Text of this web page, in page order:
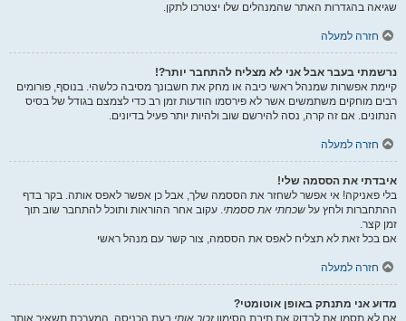
שגיאה בהגדרות האתר שהמנהלים שלו יצטרכו לתקן.
חזרה למעלה
נרשמתי בעבר אבל אני לא מצליח להתחבר יותר?!
קיימת אפשרות שמנהל ראשי כיבה או מחק את חשבונך מסיבה כלשהי. בנוסף, פורומים
רבים מוחקים משתמשים אשר לא פירסמו הודעות זמן רב כדי לצמצם בגודל של בסיס
הנתונים. אם זה קרה, נסה להירשם שוב ולהיות יותר פעיל בדיונים.
חזרה למעלה
איבדתי את הססמה שלי!
בלי פאניקה! אי אפשר לשחזר את הססמה שלך, אבל כן אפשר לאפס אותה. בקר בדף
ההתחברות ולחץ על שכחתי את ססמתי. עקוב אחר ההוראות ותוכל להתחבר שוב תוך
זמן קצר.
אם בכל זאת לא תצליח לאפס את הססמה, צור קשר עם מנהל ראשי
חזרה למעלה
מדוע אני מתנתק באופן אוטומטי?
אם לא תסמן את לבדוק את תיבת הסימוןזכור אותי בעת הכניסה, המערכת תשאיר אותך